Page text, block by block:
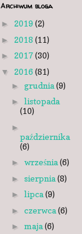
Archiwum bloga
► 2019 (2)
► 2018 (11)
► 2017(30)
▼ 2016 (81)
► grudnia(9)
► listopada
(10)
►
października
(6)
► września(6)
► sierpnia(8)
► lipca(9)
► czerwca(6)
► maja(6)